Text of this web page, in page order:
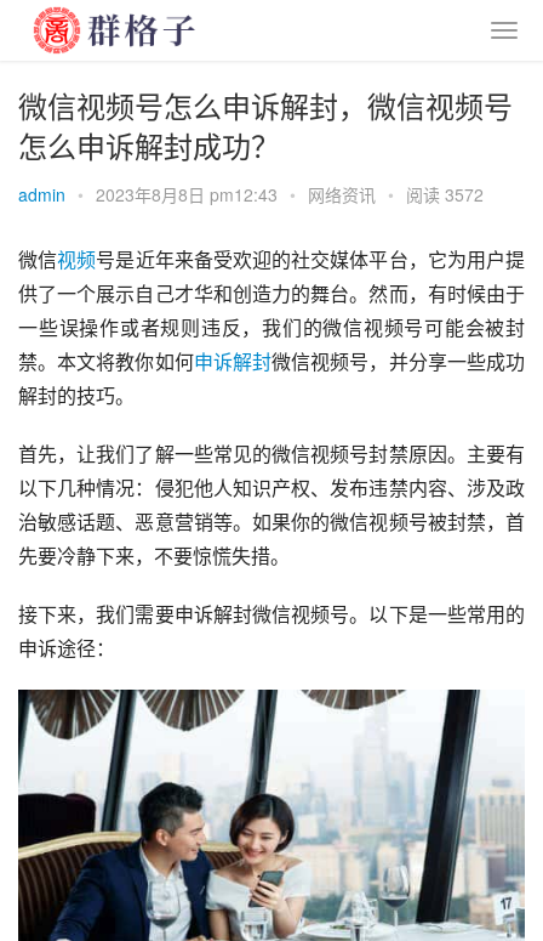
微信视频号怎么申诉解封，微信视频号
怎么申诉解封成功？
admin • 2023年8月8日 pm12:43 • 网络资讯 • 阅读 3572
微信视频号是近年来备受欢迎的社交媒体平台，它为用户提
供了一个展示自己才华和创造力的舞台。然而，有时候由于
一些误操作或者规则违反，我们的微信视频号可能会被封
禁。本文将教你如何申诉解封微信视频号，并分享一些成功
解封的技巧。
首先，让我们了解一些常见的微信视频号封禁原因。主要有
以下几种情况：侵犯他人知识产权、发布违禁内容、涉及政
治敏感话题、恶意营销等。如果你的微信视频号被封禁，首
先要冷静下来，不要惊慌失措。
接下来，我们需要申诉解封微信视频号。以下是一些常用的
申诉途径：